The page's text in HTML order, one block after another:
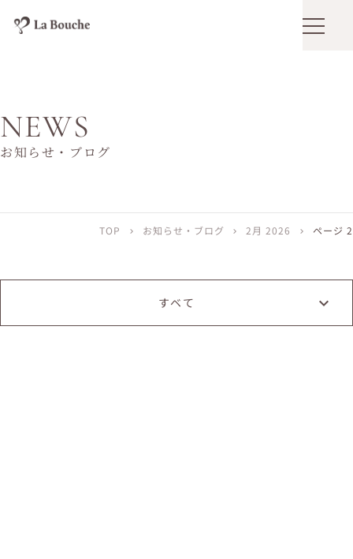
メニュ
NEWS
お知らせ・ブログ
TOP chevron_right お知らせ・ブログ chevron_right 2月 2026 chevron_right ページ 2
すベて